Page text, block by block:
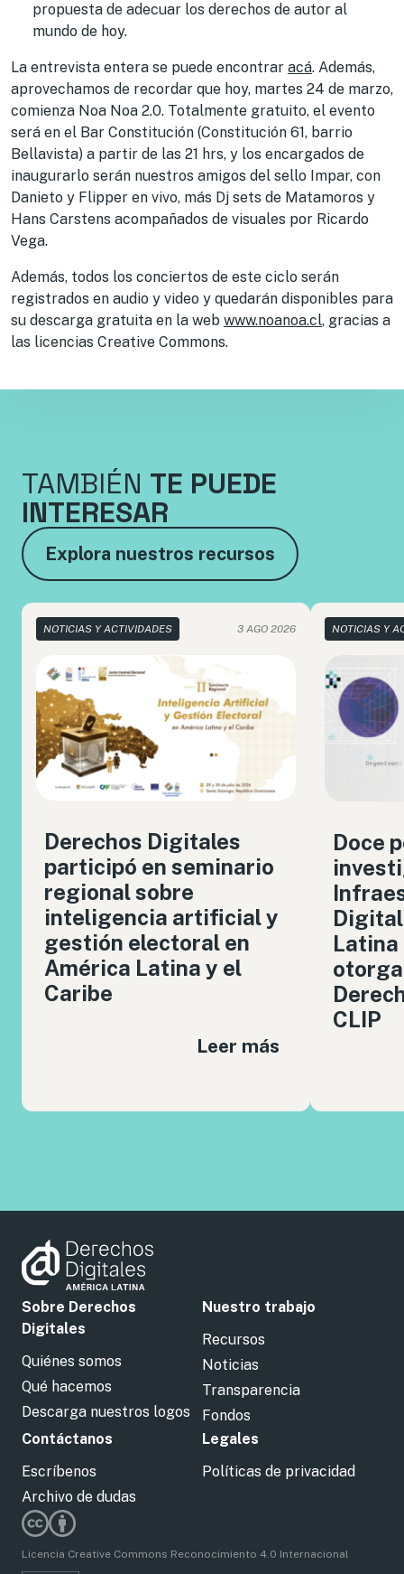
propuesta de adecuar los derechos de autor al
mundo de hoy.
La entrevista entera se puede encontrar acá. Además,
aprovechamos de recordar que hoy, martes 24 de marzo,
comienza Noa Noa 2.0. Totalmente gratuito, el evento
será en el Bar Constitución (Constitución 61, barrio
Bellavista) a partir de las 21 hrs, y los encargados de
inaugurarlo serán nuestros amigos del sello Impar, con
Danieto y Flipper en vivo, más Dj sets de Matamoros y
Hans Carstens acompañados de visuales por Ricardo
Vega.
Además, todos los conciertos de este ciclo serán
registrados en audio y video y quedarán disponibles para
su descarga gratuita en la web www.noanoa.cl, gracias a
las licencias Creative Commons.
TAMBIÉN TE PUEDE
INTERESAR
Explora nuestros recursos
NOTICIAS Y ACTIVIDADES 3 AGO 2026
Derechos Digitales
participó en seminario
regional sobre
inteligencia artificial y
gestión electoral en
América Latina y el
Caribe
Leer más
NOTICIAS Y
Doce
Latina
CLIP
Sobre Derechos
Digitales
Quiénes somos
Qué hacemos
Descarga nuestros logos
Nuestro trabajo
Recursos
Noticias
Transparencia
Fondos
Contáctanos
Escríbenos
Archivo de dudas
Legales
Políticas de privacidad
Licencia Creative Commons Reconocimiento 4.0 Internacional